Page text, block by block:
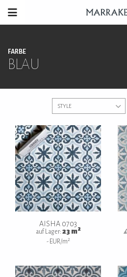
FARBE
BLAU
STYLE
AISHA 0703
auf Lager: 23 m2
- EUR/m 2